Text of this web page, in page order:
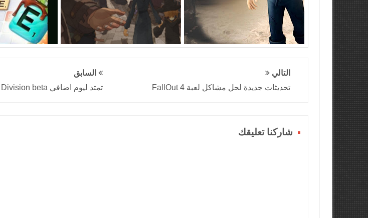
التالي
تحديثات جديدة لحل مشاكل لعبة FallOut 4
السابق
تمتد ليوم اضافي The Division beta
شاركنا تعليقك